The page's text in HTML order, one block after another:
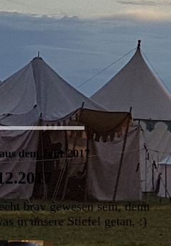
dem Jahr 2017
brav gewesen sein, denn
in unsere Stiefel getan. :)